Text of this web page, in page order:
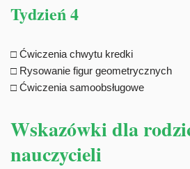
Tydzień 4
□ Ćwiczenia chwytu kredki
□ Rysowanie figur geometrycznych
□ Ćwiczenia samoobsługowe
Wskazówki dla
nauczycieli